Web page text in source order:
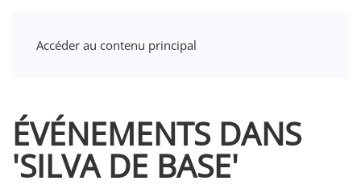
Accéder au contenu principal
ÉVÉNEMENTS DANS
'SILVA DE BASE'